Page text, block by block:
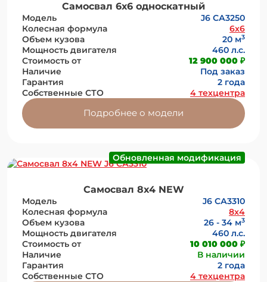
Самосвал 6х6 односкатный
Модель
J6 СА3250
Колесная формула
6x6
Объем кузова
20 м3
Мощность двигателя
460 л.с.
Стоимость от
12 900 000 ₽
Наличие
Под заказ
Гарантия
2 года
Собственные СТО
4 техцентра
Подробнее о модели
Обновленная модификация
Самосвал 8х4 NEW
Модель
J6 СА3310
Колесная формула
8x4
Объем кузова
26 - 34 м3
Мощность двигателя
460 л.с.
Стоимость от
10 010 000 ₽
Наличие
В наличии
Гарантия
2 года
Собственные СТО
4 техцентра